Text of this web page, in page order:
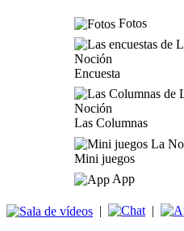
Fotos
Encuesta
Las Columnas
Mini juegos
App
| |